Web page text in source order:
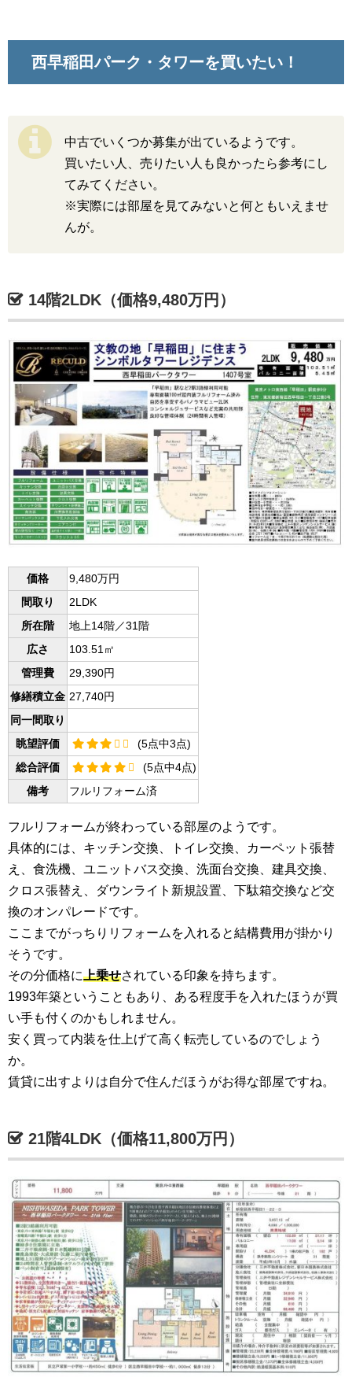
西早稲田パーク・タワーを買いたい！
中古でいくつか募集が出ているようです。
買いたい人、売りたい人も良かったら参考にし
てみてください。
※実際には部屋を見てみないと何ともいえませ
んが。
14階2LDK（価格9,480万円）
価格
9,480万円
間取り
2LDK
所在階
地上14階／31階
広さ
103.51㎡
管理費
29,390円
修繕積立金 27,740円
同一間取り
眺望評価
(5点中3点)
総合評価
(5点中4点)
備考
フルリフォーム済
フルリフォームが終わっている部屋のようです。
具体的には、キッチン交換、トイレ交換、カーペット張替
え、食洗機、ユニットバス交換、洗面台交換、建具交換、
クロス張替え、ダウンライト新規設置、下駄箱交換など交
換のオンパレードです。
ここまでがっちりリフォームを入れると結構費用が掛かり
そうです。
その分価格に上乗せされている印象を持ちます。
1993年築ということもあり、ある程度手を入れたほうが買
い手も付くのかもしれません。
安く買って内装を仕上げて高く転売しているのでしょう
か。
賃貸に出すよりは自分で住んだほうがお得な部屋ですね。
21階4LDK（価格11,800万円）